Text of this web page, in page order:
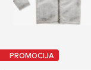
PROMOCIJA